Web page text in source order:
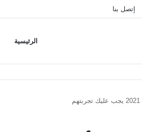
إتصل بنا
الرئيسية